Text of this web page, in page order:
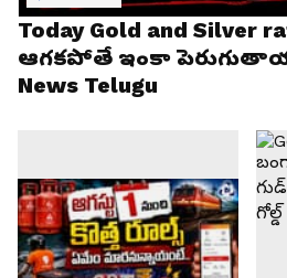
Today Gold and Silver
ఆగకపోతే ఇంకా
News Telugu